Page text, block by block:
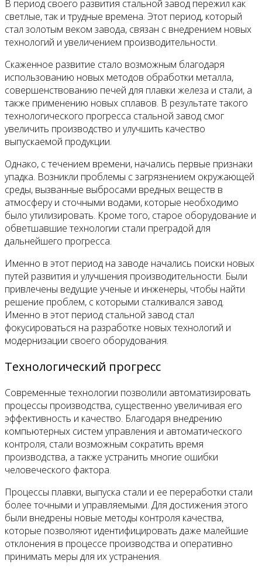
В период своего развития стальной завод пережил как
светлые, так и трудные времена. Этот период, который
стал золотым веком завода, связан с внедрением новых
технологий и увеличением производительности.
Скаженное развитие стало возможным благодаря
использованию новых методов обработки металла,
совершенствованию печей для плавки железа и стали, а
также применению новых сплавов. В результате такого
технологического прогресса стальной завод смог
увеличить производство и улучшить качество
выпускаемой продукции.
Однако, с течением времени, начались первые признаки
упадка. Возникли проблемы с загрязнением окружающей
среды, вызванные выбросами вредных веществ в
атмосферу и сточными водами, которые необходимо
было утилизировать. Кроме того, старое оборудование и
обветшавшие технологии стали преградой для
дальнейшего прогресса.
Именно в этот период на заводе начались поиски новых
путей развития и улучшения производительности. Были
привлечены ведущие ученые и инженеры, чтобы найти
решение проблем, с которыми сталкивался завод.
Именно в этот период стальной завод стал
фокусироваться на разработке новых технологий и
модернизации своего оборудования.
Технологический прогресс
Современные технологии позволили автоматизировать
процессы производства, существенно увеличивая его
эффективность и качество. Благодаря внедрению
компьютерных систем управления и автоматического
контроля, стали возможным сократить время
производства, а также устранить многие ошибки
человеческого фактора.
Процессы плавки, выпуска стали и ее переработки стали
более точными и управляемыми. Для достижения этого
были внедрены новые методы контроля качества,
которые позволяют идентифицировать даже малейшие
отклонения в процессе производства и оперативно
принимать меры для их устранения.